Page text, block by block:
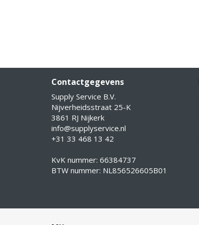
Contactgegevens
Supply Service B.V.
Nijverheidsstraat 25-K
3861 RJ Nijkerk
info@supplyservice.nl
+31 33 468 13 42
KvK nummer: 66384737
BTW nummer: NL856526605B01